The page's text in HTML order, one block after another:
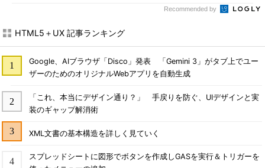
Recommended by
HTML5＋UX 記事ランキング
Google、AIブラウザ「Disco」発表 「Gemini 3」がタブ上でユー
ザーのためのオリジナルWebアプリを自動生成
「これ、本当にデザイン通り？」 手戻りを防ぐ、UIデザインと実
装のギャップ解消術
XML文書の基本構造を詳しく見ていく
スプレッドシートに図形でボタンを作成しGASを実行＆トリガーを